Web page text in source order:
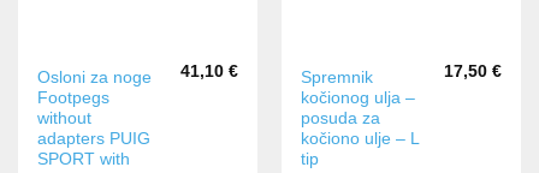
Osloni za noge
Footpegs
without
adapters PUIG
SPORT with
41,10 €
Ovaj
proizvod
ima
više
Spremnik
kočionog ulja –
posuda za
kočiono ulje – L
tip
17,50 €